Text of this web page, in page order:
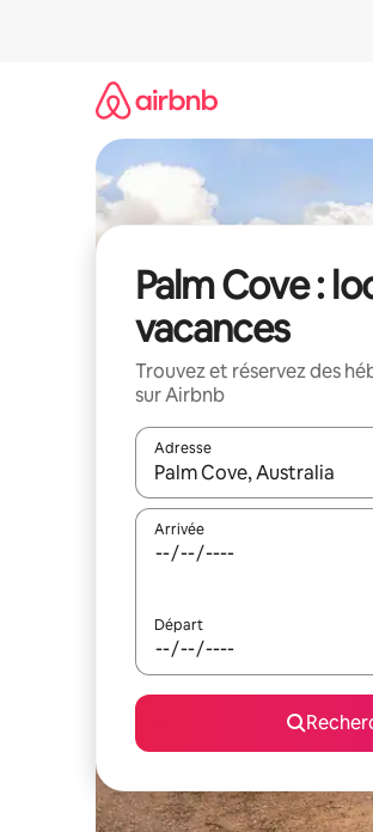
Palm Cove :
vacances
Trouvez et réservez des
sur Airbnb
Adresse
Lorsque les résultats
Arrivée
Départ